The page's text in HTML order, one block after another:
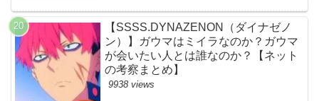
【SSSS.DYNAZENON（ダイナゼノ
ン）】ガウマはミイラなのか？ガウマ
が会いたい人とは誰なのか？【ネット
の考察まとめ】
9938 views